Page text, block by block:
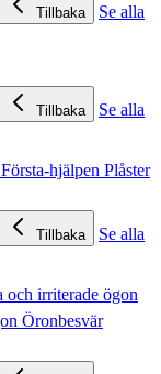
Tillbaka
Se alla
Tillbaka
Se alla
Första-hjälpen Plåster
Tillbaka
Se alla
och irriterade ögon
Öronbesvär